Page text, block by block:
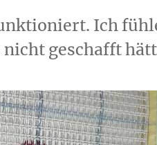
Ich
geschafft